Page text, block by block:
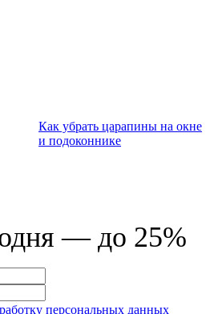
Как убрать царапины на окне
и подоконнике
— до 25%
персональных данных